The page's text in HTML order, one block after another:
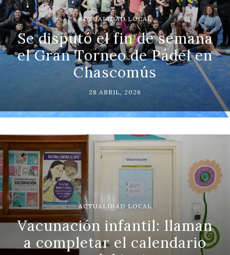
ACTUALIDAD LOCAL
Se disputó el fin de semana
el Gran Torneo de Pádel en
Chascomús
28 ABRIL, 2026
ACTUALIDAD LOCAL
Vacunación infantil: llaman
a completar el calendario